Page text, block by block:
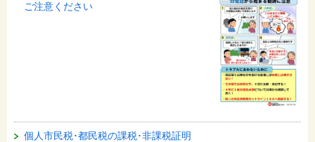
ご注意ください
個人市民税･都民税の課税･非課税証明